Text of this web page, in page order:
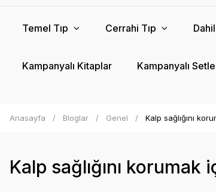
Temel Tıp Cerrahi Tıp
Kampanyalı Kitaplar Kampanyalı
Anasayfa Bloglar Genel Kalp sağlığını
Kalp sağlığını korumak